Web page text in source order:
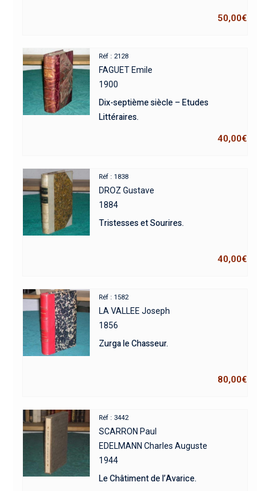
50,00€
Réf : 2128
FAGUET Emile
1900
Dix-septième siècle – Etudes
Littéraires.
40,00€
Réf : 1838
DROZ Gustave
1884
Tristesses et Sourires.
40,00€
Réf : 1582
LA VALLEE Joseph
1856
Zurga le Chasseur.
80,00€
Réf : 3442
SCARRON Paul
EDELMANN Charles Auguste
1944
Le Châtiment de l’Avarice.